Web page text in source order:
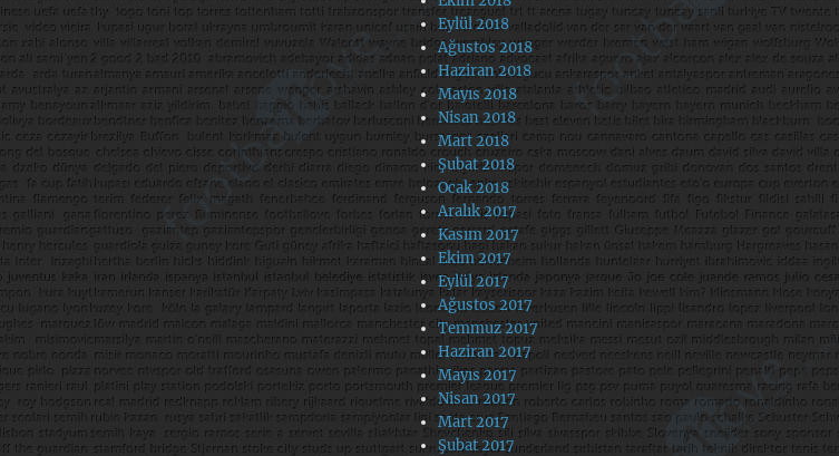
Eylül 2018
Ağustos 2018
Haziran 2018
Mayıs 2018
Nisan 2018
Mart 2018
Şubat 2018
Ocak 2018
Aralık 2017
Kasım 2017
Ekim 2017
Eylül 2017
Ağustos 2017
Temmuz 2017
Haziran 2017
Mayıs 2017
Nisan 2017
Mart 2017
Şubat 2017